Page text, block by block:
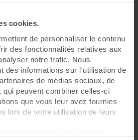
cookies.
de personnaliser le contenu
des fonctionnalités relatives aux
notre trafic. Nous
des informations sur l'utilisation de
de médias sociaux, de
qui peuvent combiner celles-ci
que vous leur avez fournies
lors de votre utilisation de leurs
100 % plaisir basée sur la
soin de son corps, tout
idéale pour celles et ceux qui
courte escapade en thalasso sans